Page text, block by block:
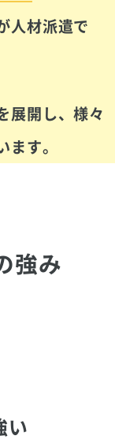
人材派遣で
展開し、様々
す。
強み
い